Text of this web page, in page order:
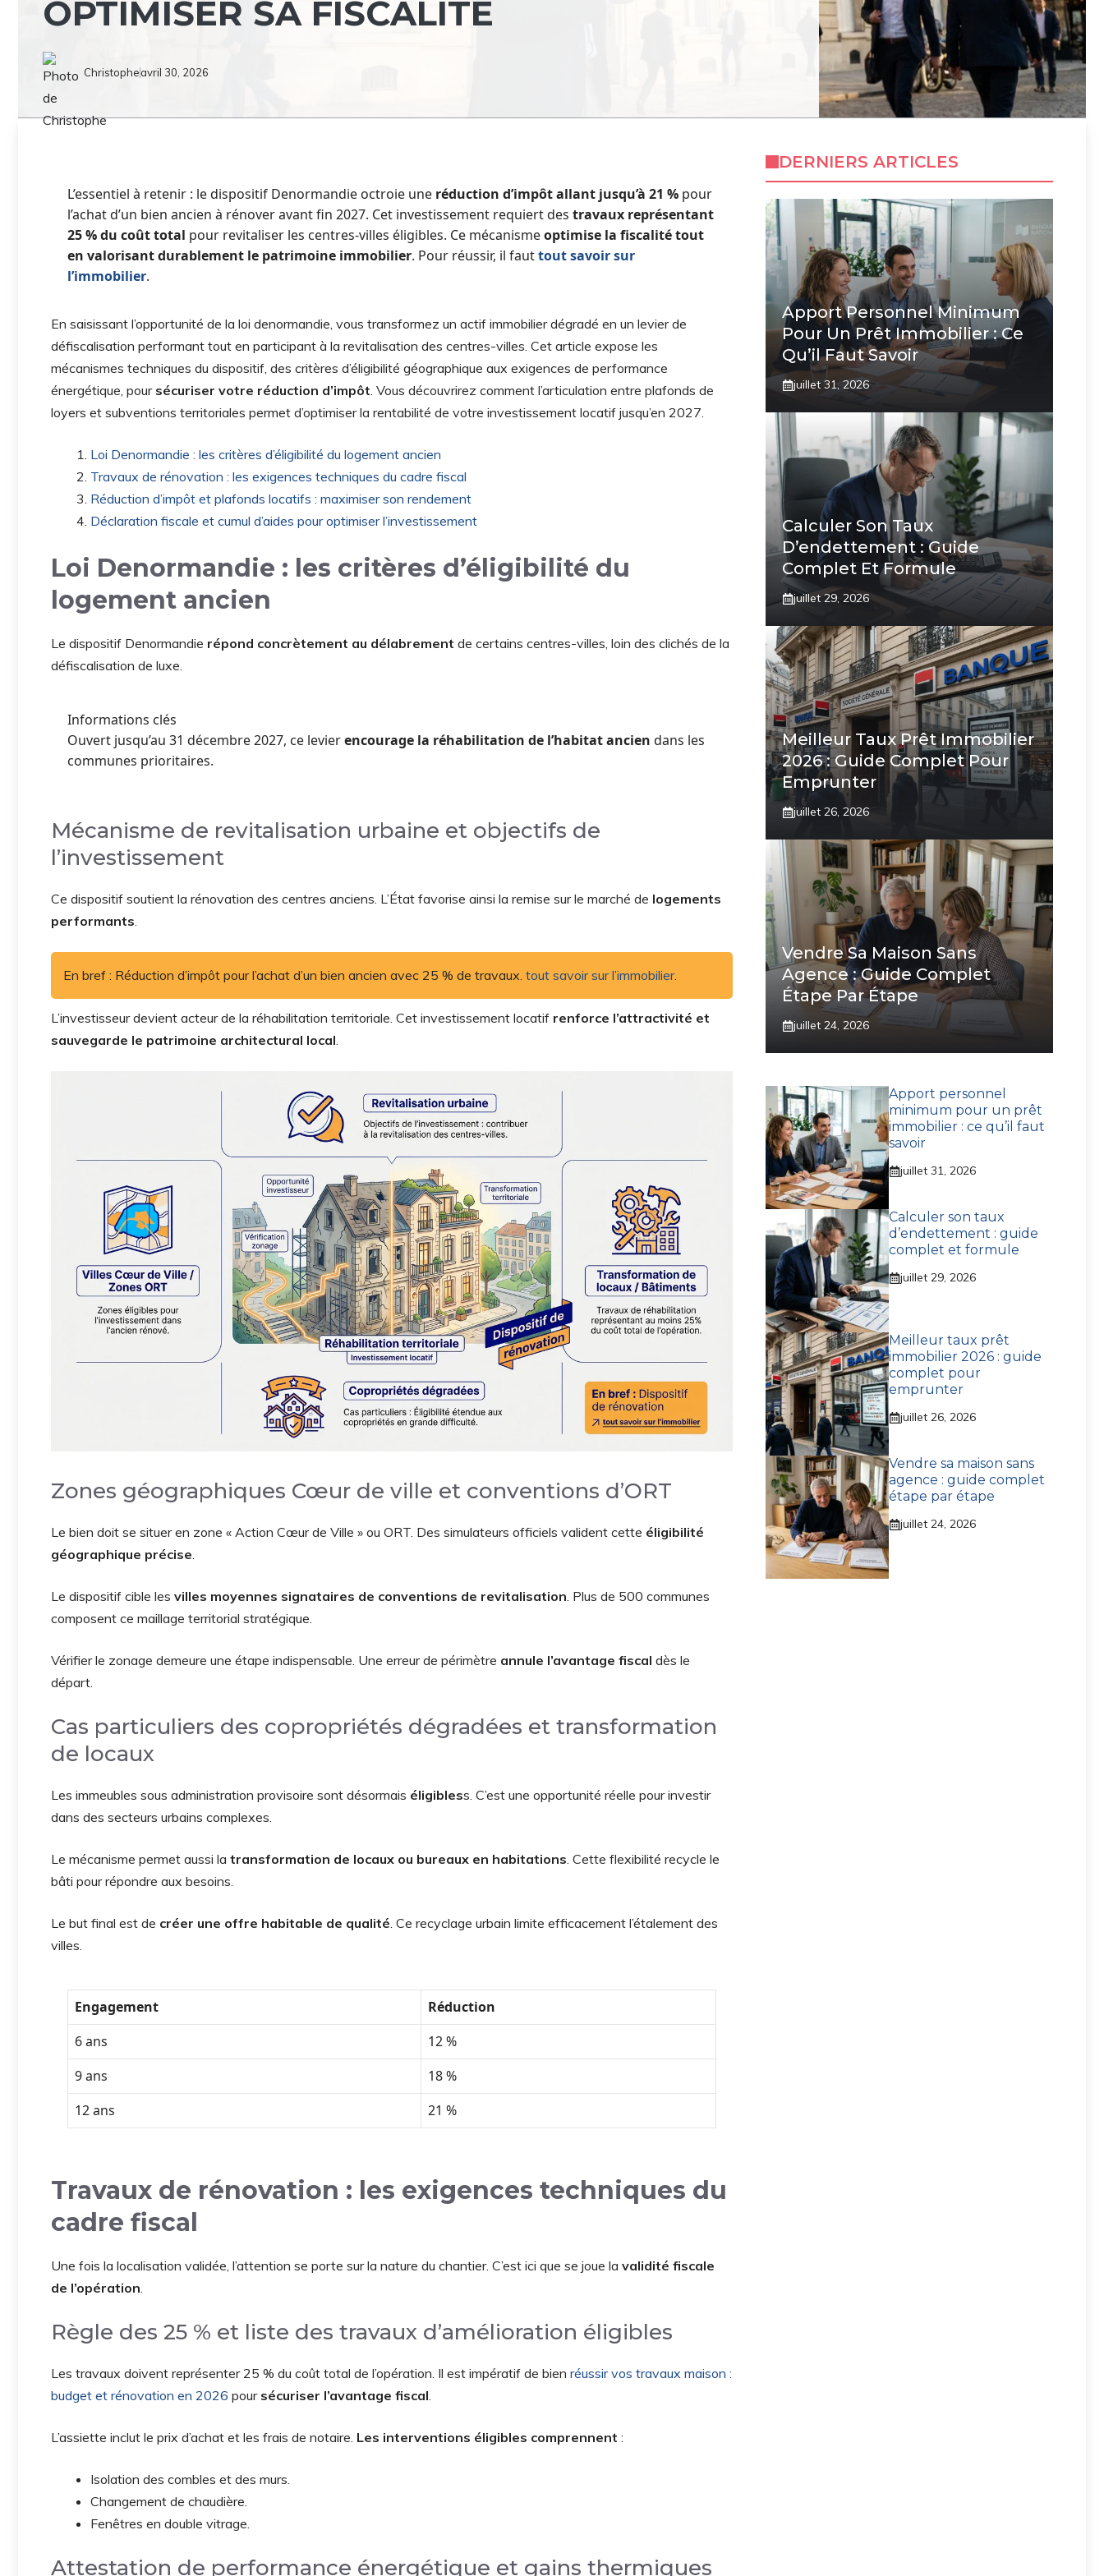
OPTIMISER SA FISCALITÉ
Christopheavril 30, 2026
L’essentiel à retenir : le dispositif Denormandie octroie une réduction d’impôt allant jusqu’à 21 % pour
l’achat d’un bien ancien à rénover avant fin 2027. Cet investissement requiert des travaux représentant
25 % du coût total pour revitaliser les centres-villes éligibles. Ce mécanismeoptimise la fiscalité tout
en valorisant durablement le patrimoine immobilier. Pour réussir, il fauttout savoir sur
l’immobilier.
En saisissant l’opportunité de la loi denormandie, vous transformez un actif immobilier dégradé en un levier de
défiscalisation performant tout en participant à la revitalisation des centres-villes. Cet article expose les
mécanismes techniques du dispositif, des critères d’éligibilité géographique aux exigences de performance
énergétique, pour sécuriser votre réduction d’impôt. Vous découvrirez comment l’articulation entre plafonds de
loyers et subventions territoriales permet d’optimiser la rentabilité de votre investissement locatif jusqu’en 2027.
Loi Denormandie : les critères d’éligibilité du logement ancien
Travaux de rénovation : les exigences techniques du cadre fiscal
Réduction d’impôt et plafonds locatifs : maximiser son rendement
Déclaration fiscale et cumul d’aides pour optimiser l’investissement
Loi Denormandie : les critères d’éligibilité du
logement ancien
Le dispositif Denormandie répond concrètement au délabrement de certains centres-villes, loin des clichés de la
défiscalisation de luxe.
Informations clés
Ouvert jusqu’au 31 décembre 2027, ce levierencourage la réhabilitation de l’habitat ancien dans les
communes prioritaires.
Mécanisme de revitalisation urbaine et objectifs de
l’investissement
Ce dispositif soutient la rénovation des centres anciens. L’État favorise ainsi la remise sur le marché de logements
performants.
En bref : Réduction d’impôt pour l’achat d’un bien ancien avec 25 % de travaux. tout savoir sur l’immobilier.
L’investisseur devient acteur de la réhabilitation territoriale. Cet investissement locatif renforce l’attractivité et
sauvegarde le patrimoine architectural local.
Zones géographiques Cœur de ville et conventions d’ORT
Le bien doit se situer en zone « Action Cœur de Ville » ou ORT. Des simulateurs officiels valident cette éligibilité
géographique précise.
Le dispositif cible les villes moyennes signataires de conventions de revitalisation. Plus de 500 communes
composent ce maillage territorial stratégique.
Vérifier le zonage demeure une étape indispensable. Une erreur de périmètre annule l’avantage fiscal dès le
départ.
Cas particuliers des copropriétés dégradées et transformation
de locaux
Les immeubles sous administration provisoire sont désormais éligibless. C’est une opportunité réelle pour investir
dans des secteurs urbains complexes.
Le mécanisme permet aussi la transformation de locaux ou bureaux en habitations. Cette flexibilité recycle le
bâti pour répondre aux besoins.
Le but final est de créer une offre habitable de qualité. Ce recyclage urbain limite efficacement l’étalement des
villes.
Engagement
Réduction
6 ans
12 %
9 ans
18 %
12 ans
21 %
Travaux de rénovation : les exigences techniques du
cadre fiscal
Une fois la localisation validée, l’attention se porte sur la nature du chantier. C’est ici que se joue la validité fiscale
de l’opération.
Règle des 25 % et liste des travaux d’amélioration éligibles
Les travaux doivent représenter 25 % du coût total de l’opération. Il est impératif de bien réussir vos travaux maison :
budget et rénovation en 2026 pour sécuriser l’avantage fiscal.
L’assiette inclut le prix d’achat et les frais de notaire. Les interventions éligibles comprennent :
Isolation des combles et des murs.
Changement de chaudière.
Fenêtres en double vitrage.
Attestation de performance énergétique et gains thermiques
DERNIERS ARTICLES
Apport Personnel Minimum
Pour Un Prêt Immobilier : Ce
Qu’il Faut Savoir
juillet 31, 2026
Calculer Son Taux
D’endettement : Guide
Complet Et Formule
juillet 29, 2026
Meilleur Taux Prêt Immobilier
2026 : Guide Complet Pour
Emprunter
juillet 26, 2026
Vendre Sa Maison Sans
Agence : Guide Complet
Étape Par Étape
juillet 24, 2026
Apport personnel
minimum pour un prêt
immobilier : ce qu’il faut
savoir
juillet 31, 2026
Calculer son taux
d’endettement : guide
complet et formule
juillet 29, 2026
Meilleur taux prêt
immobilier 2026 : guide
complet pour
emprunter
juillet 26, 2026
Vendre sa maison sans
agence : guide complet
étape par étape
juillet 24, 2026